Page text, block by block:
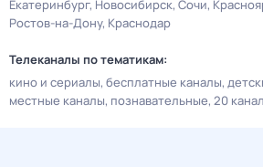
Екатеринбург Новосибирск Сочи
Ростов-на-Дону Краснодар
Телеканалы по тематикам:
кино и сериалы бесплатные каналы
местные каналы познавательные 20